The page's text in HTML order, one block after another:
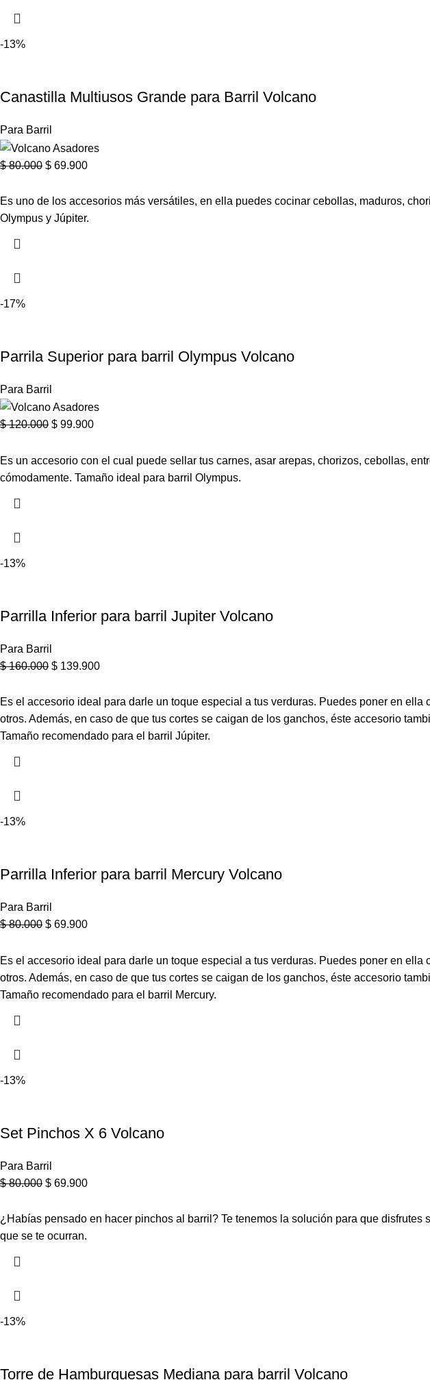
-13%
Canastilla Multiusos Grande para Barril Volcano
Para Barril
$80.000 $ 69.900
Es uno de los accesorios más versátiles, en ella puedes cocinar cebollas, maduros,
Olympus y Júpiter.
-17%
Parrila Superior para barril Olympus Volcano
Para Barril
$120.000 $ 99.900
Es un accesorio con el cual puede sellar tus carnes, asar arepas, chorizos, cebollas,
cómodamente. Tamaño ideal para barril Olympus.
-13%
Parrilla Inferior para barril Jupiter Volcano
Para Barril
$160.000 $ 139.900
Es el accesorio ideal para darle un toque especial a tus verduras. Puedes poner en
otros. Además, en caso de que tus cortes se caigan de los ganchos, éste accesorio
Tamaño recomendado para el barril Júpiter.
-13%
Parrilla Inferior para barril Mercury Volcano
Para Barril
$80.000 $ 69.900
Es el accesorio ideal para darle un toque especial a tus verduras. Puedes poner en
otros. Además, en caso de que tus cortes se caigan de los ganchos, éste accesorio
Tamaño recomendado para el barril Mercury.
-13%
Set Pinchos X 6 Volcano
Para Barril
$80.000 $ 69.900
¿Habías pensado en hacer pinchos al barril? Te tenemos la solución para que
que se te ocurran.
-13%
Torre de Hamburguesas Mediana para barril Volcano